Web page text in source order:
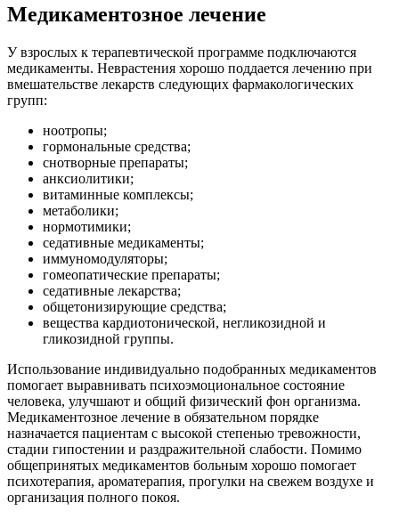
Медикаментозное лечение
У взрослых к терапевтической программе подключаются
медикаменты. Неврастения хорошо поддается лечению при
вмешательстве лекарств следующих фармакологических
групп:
ноотропы;
гормональные средства;
снотворные препараты;
анксиолитики;
витаминные комплексы;
метаболики;
нормотимики;
седативные медикаменты;
иммуномодуляторы;
гомеопатические препараты;
седативные лекарства;
общетонизирующие средства;
вещества кардиотонической, негликозидной и
гликозидной группы.
Использование индивидуально подобранных медикаментов
помогает выравнивать психоэмоциональное состояние
человека, улучшают и общий физический фон организма.
Медикаментозное лечение в обязательном порядке
назначается пациентам с высокой степенью тревожности,
стадии гипостении и раздражительной слабости. Помимо
общепринятых медикаментов больным хорошо помогает
психотерапия, ароматерапия, прогулки на свежем воздухе и
организация полного покоя.